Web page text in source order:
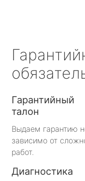
Гарантийный
талон
Выдаем гарантию
зависимо от
работ.
Диагностика